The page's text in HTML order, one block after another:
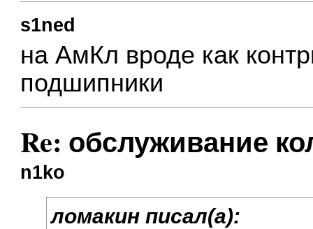
s1ned
на АмКл вроде как
подшипники
Re: обслуживание
n1ko
ломакин писал(а):